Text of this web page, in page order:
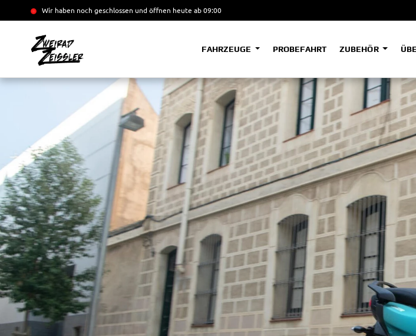
Wir haben noch geschlossen und öffnen heute ab 09:00
FAHRZEUGE
HYPER NAKED
SPORT HERITAGE
SPORT TOURING
SUPERSPORT
PROBEFAHRT ZUBEHÖR